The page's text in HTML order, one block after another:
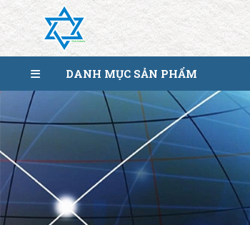
DANH MỤC SẢN PHẨM